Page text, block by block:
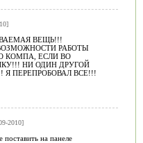
ВЕЩЬ!!!
РАБОТЫ
КОМПА, ЕСЛИ ВО
НИ ОДИН ДРУГОЙ
Я ПЕРЕПРОБОВАЛ ВСЕ!!!
2010]
на панеле